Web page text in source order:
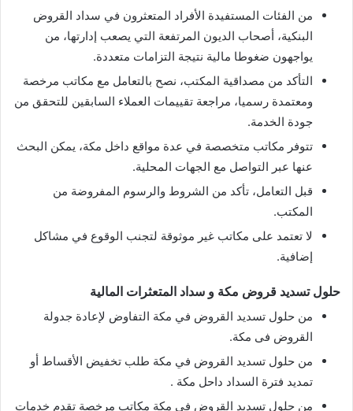
من الفئات المستفيدة الأفراد المتعثرون في سداد القروض
البنكية، أصحاب الديون المرتفعة التي يصعب إدارتها، من
يواجهون ضغوطا مالية نتيجة التزامات متعددة.
التأكد من مصداقية المكتب، نصح بالتعامل مع مكاتب مرخصة
ومعتمدة رسميا، مراجعة تقييمات العملاء السابقين للتحقق من
جودة الخدمة.
تتوفر مكاتب متخصصة في عدة مواقع داخل مكة، يمكن البحث
عنها عبر التواصل مع الجهات المحلية.
قبل التعامل، تأكد من الشروط والرسوم المفروضة من
المكتب.
لا تعتمد على مكاتب غير موثوقة لتجنب الوقوع في مشاكل
إضافية.
حلول تسديد قروض مكة و سداد المتعثرات المالية
من حلول تسديد القروض في مكة التفاوض لإعادة جدولة
القروض فى مكة.
من حلول تسديد القروض في مكة طلب تخفيض الأقساط أو
تمديد فترة السداد داحل مكة .
من حلول تسديد القروض في مكة مكاتب مرخصة تقدم خدمات